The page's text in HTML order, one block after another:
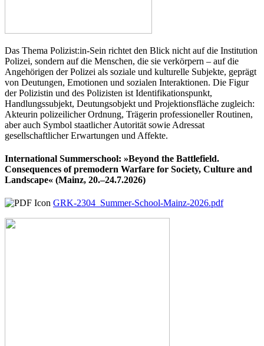
Das Thema Polizist:in-Sein richtet den Blick nicht auf die Institution
Polizei, sondern auf die Menschen, die sie verkörpern – auf die
Angehörigen der Polizei als soziale und kulturelle Subjekte, geprägt
von Deutungen, Emotionen und sozialen Interaktionen. Die Figur
der Polizistin und des Polizisten ist Identifikationspunkt,
Handlungssubjekt, Deutungsobjekt und Projektionsfläche zugleich:
Akteurin polizeilicher Ordnung, Trägerin professioneller Routinen,
aber auch Symbol staatlicher Autorität sowie Adressat
gesellschaftlicher Erwartungen und Affekte.
International Summerschool: »Beyond the Battlefield.
Consequences of premodern Warfare for Society, Culture and
Landscape« (Mainz, 20.–24.7.2026)
GRK-2304_Summer-School-Mainz-2026.pdf